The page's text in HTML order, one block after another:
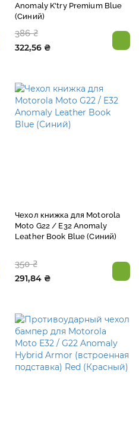
Anomaly K'try Premium Blue
(Синий)
386 ₴
322,56 ₴
Чехол книжка для Motorola
Moto G22 / E32 Anomaly
Leather Book Blue (Синий)
350 ₴
291,84 ₴